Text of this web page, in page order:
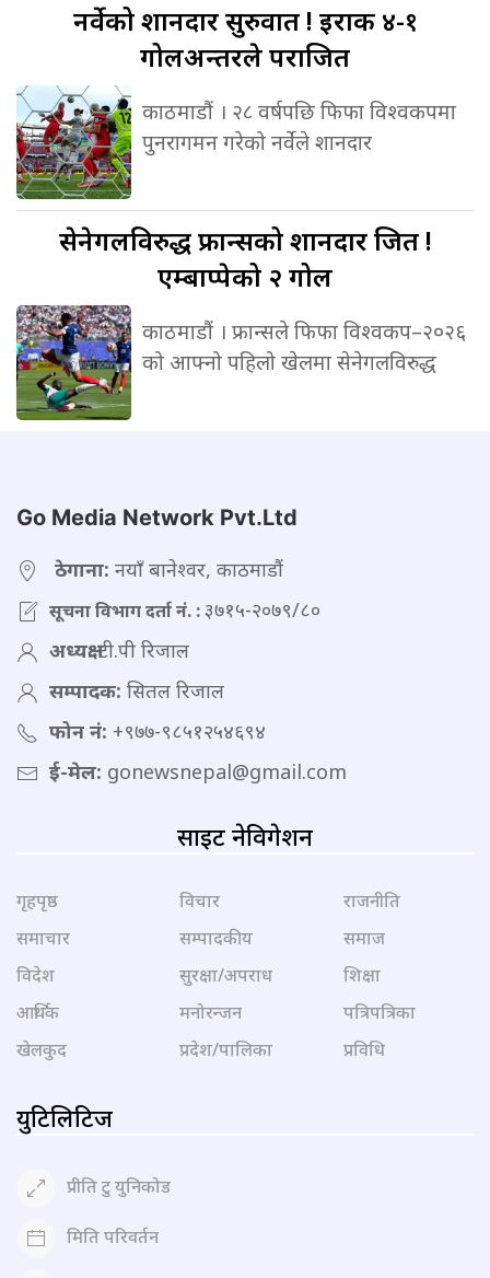
नर्वेकोशानदार सुरुवात ! इराक ४-१
गोलअन्तरले पराजित
काठमाडौं । २८ वर्षपछि फिफा विश्वकपमा
पुनरागमन गरेको नर्वेले शानदार
सेनेगलविरुद्धफ्रान्सको शानदार जित !
एम्बाप्पेको २ गोल
काठमाडौं । फ्रान्सले फिफा विश्वकप–२०२६
को आफ्नो पहिलो खेलमा सेनेगलविरुद्ध
Go Media Network Pvt.Ltd
ठेगाना: नयाँ बानेश्वर, काठमाडौं
सूचना विभाग दर्ता नं. :३७१५-२०७९/८०
अध्यक्ष:टी.पी रिजाल
सम्पादक: सितल रिजाल
फोन नं: +९७७-९८५१२५४६९४
ई-मेल: gonewsnepal@gmail.com
साइट नेविगेशन
गृहपृष्ठ
समाचार
विदेश
आर्थिक
खेलकुद
विचार
सम्पादकीय
सुरक्षा/अपराध
मनोरन्जन
प्रदेश/पालिका
राजनीति
समाज
शिक्षा
पत्रिपत्रिका
प्रविधि
युटिलिटिज
प्रीति टु युनिकोड
मिति परिवर्तन